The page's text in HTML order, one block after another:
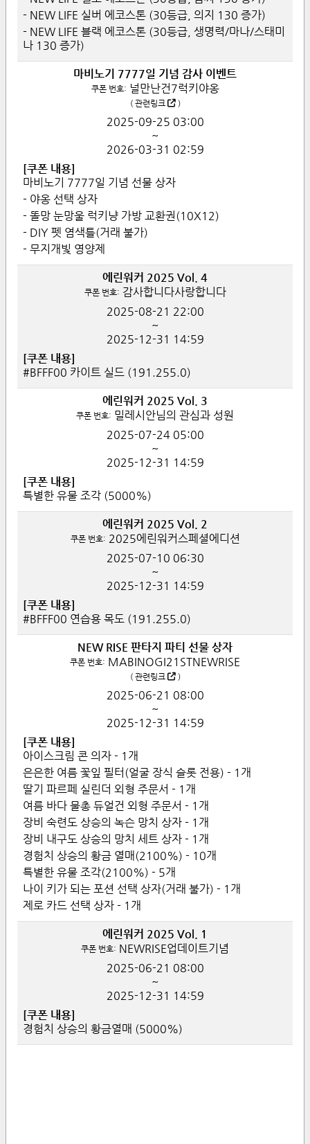
- NEW LIFE 실버 에코스톤 (30등급, 의지 130 증가)
- NEW LIFE 블랙 에코스톤 (30등급, 생명력/마나/스태미
나 130 증가)
마비노기 7777일 기념 감사 이벤트
쿠폰 번호: 널만난건7럭키야옹
( 관련링크 )
2025-09-25 03:00
~
2026-03-31 02:59
[쿠폰 내용]
마비노기 7777일 기념 선물 상자
- 야옹 선택 상자
- 똘망 눈망울 럭키냥 가방 교환권(10X12)
- DIY 펫 염색틀(거래 불가)
- 무지개빛 영양제
에린워커 2025 Vol. 4
쿠폰 번호: 감사합니다사랑합니다
2025-08-21 22:00
~
2025-12-31 14:59
[쿠폰 내용]
#BFFF00 카이트 실드 (191.255.0)
에린워커 2025 Vol. 3
쿠폰 번호: 밀레시안님의 관심과 성원
2025-07-24 05:00
~
2025-12-31 14:59
[쿠폰 내용]
특별한 유물 조각 (5000%)
에린워커 2025 Vol. 2
쿠폰 번호: 2025에린워커스페셜에디션
2025-07-10 06:30
~
2025-12-31 14:59
[쿠폰 내용]
#BFFF00 연습용 목도 (191.255.0)
NEW RISE 판타지 파티 선물 상자
쿠폰 번호: MABINOGI21STNEWRISE
( 관련링크 )
2025-06-21 08:00
~
2025-12-31 14:59
[쿠폰 내용]
아이스크림 콘 의자 - 1개
은은한 여름 꽃잎 필터(얼굴 장식 슬롯 전용) - 1개
딸기 파르페 실린더 외형 주문서 - 1개
여름 바다 물총 듀얼건 외형 주문서 - 1개
장비 숙련도 상승의 녹슨 망치 상자 - 1개
장비 내구도 상승의 망치 세트 상자 - 1개
경험치 상승의 황금 열매(2100%) - 10개
특별한 유물 조각(2100%) - 5개
나이 키가 되는 포션 선택 상자(거래 불가) - 1개
제로 카드 선택 상자 - 1개
에린워커 2025 Vol. 1
쿠폰 번호: NEWRISE업데이트기념
2025-06-21 08:00
~
2025-12-31 14:59
[쿠폰 내용]
경험치 상승의 황금열매 (5000%)